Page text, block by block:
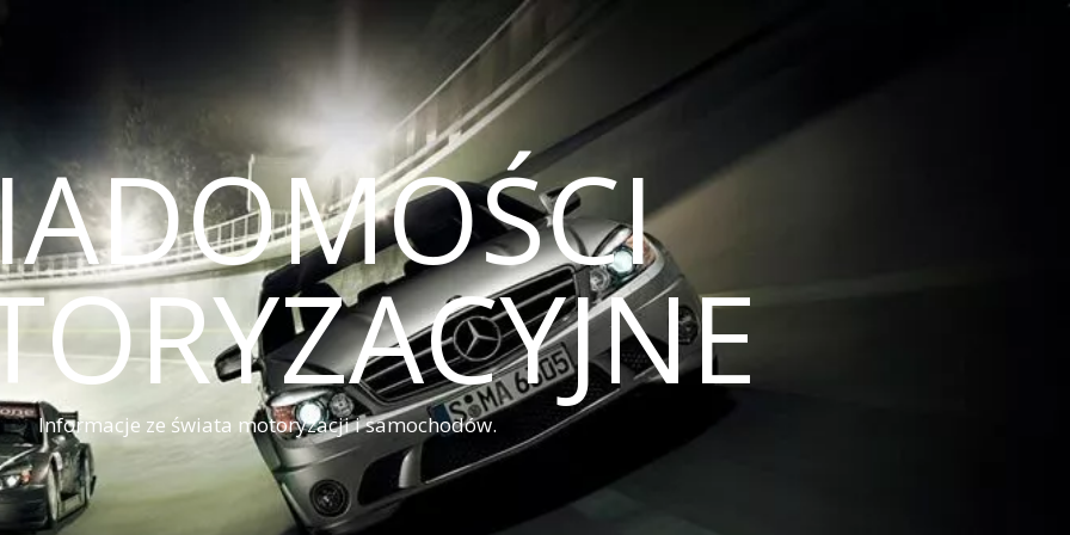
Informacje ze świata motoryzacji i samochodów.